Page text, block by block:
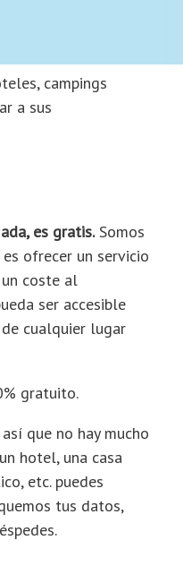
campings
a sus
es gratis.Somos
ofrecer un servicio
coste al
ser accesible
cualquier lugar
gratuito.
que no hay mucho
hotel, una casa
etc. puedes
tus datos,